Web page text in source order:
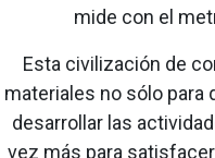
mide con el
Esta civilización de
materiales no sólo para
desarrollar las
vez más para